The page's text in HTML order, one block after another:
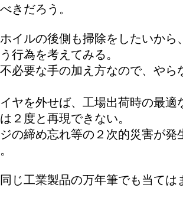
きだろう。
イルの後側も掃除をしたいから
行為を考えてみる。
必要な手の加え方なので、やら
ヤを外せば、工場出荷時の最適
２度と再現できない。
の締め忘れ等の２次的災害が発
じ工業製品の万年筆でも当ては